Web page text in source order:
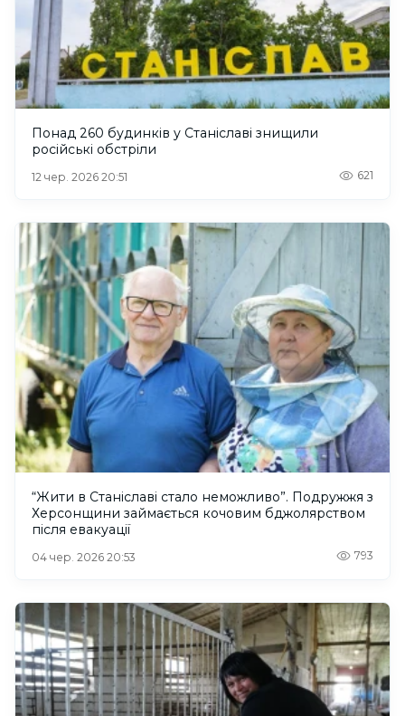
Понад 260 будинків у Станіславі знищили
російські обстріли
12 чер. 2026 20:51 621
“Жити в Станіславі стало неможливо”. Подружжя з
Херсонщини займається кочовим бджолярством
після евакуації
04 чер. 2026 20:53 793